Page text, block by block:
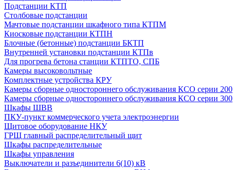
Подстанции КТП
Столбовые подстанции
Мачтовые подстанции шкафного типа КТПМ
Киосковые подстанции КТПН
Блочные (бетонные) подстанции БКТП
Внутренней установки подстанции КТПв
Для прогрева бетона станции КТПТО, СПБ
Камеры высоковольтные
Комплектные устройства КРУ
Камеры сборные одностороннего обслуживания КСО серии 200
Камеры сборные одностороннего обслуживания КСО серии 300
Шкафы ШВВ
ПКУ-пункт коммерческого учета электроэнергии
Щитовое оборудование НКУ
ГРЩ главный распределительный щит
Шкафы распределительные
Шкафы управления
Выключатели и разъединители 6(10) кВ